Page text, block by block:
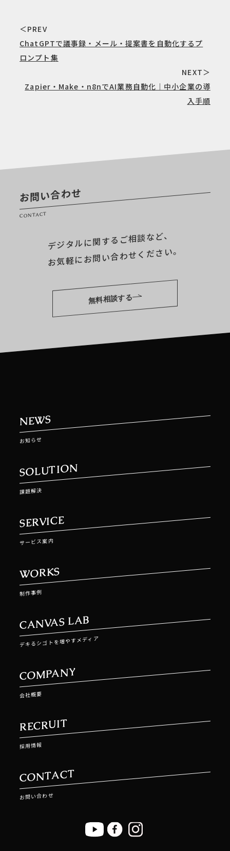
＜PREV
ChatGPTで議事録・メール・提案書を自動化するプ
ロンプト集
NEXT＞
Zapier・Make・n8nでAI業務自動化｜中小企業の導
入手順
お問い合わせ
CONTACT
デジタルに関するご相談など、
お気軽にお問い合わせください。
無料相談する
NEWS
お知らせ
SOLUTION
課題解決
SERVICE
サービス案内
WORKS
制作事例
CANVAS LAB
デキるシゴトを増やすメディア
COMPANY
会社概要
RECRUIT
採用情報
CONTACT
お問い合わせ